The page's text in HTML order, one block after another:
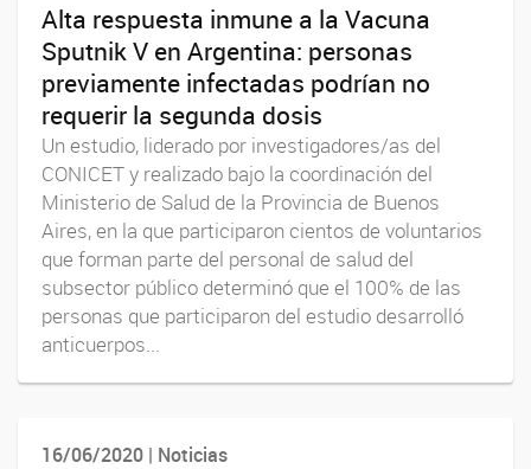
Alta respuesta inmune a la Vacuna
Sputnik V en Argentina: personas
previamente infectadas podrían no
requerir la segunda dosis
Un estudio, liderado por investigadores/as del
CONICET y realizado bajo la coordinación del
Ministerio de Salud de la Provincia de Buenos
Aires, en la que participaron cientos de voluntarios
que forman parte del personal de salud del
subsector público determinó que el 100% de las
personas que participaron del estudio desarrolló
anticuerpos...
16/06/2020 | Noticias